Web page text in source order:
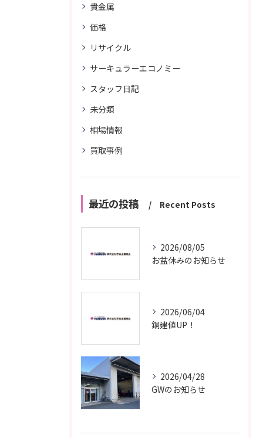
貴金属
価格
リサイクル
サーキュラーエコノミー
スタッフ日記
未分類
相場情報
買取事例
最近の投稿 Recent Posts
2026/08/05
お盆休みのお知らせ
2026/06/04
銅建値UP！
2026/04/28
GWのお知らせ